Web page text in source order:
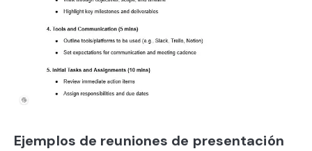
Ejemplos de reuniones de presentación